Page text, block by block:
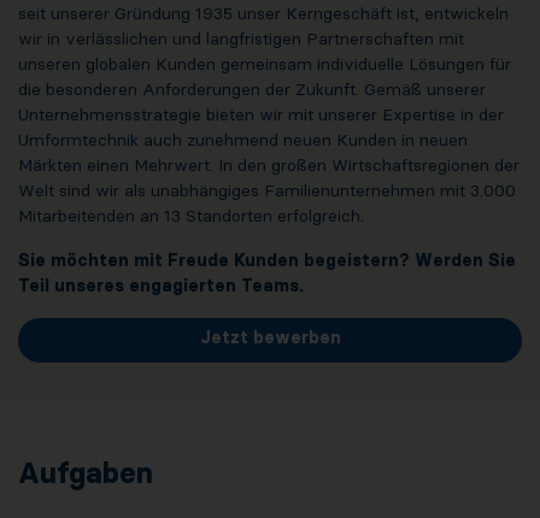
seit unserer Gründung 1935 unser Kerngeschäft ist, entwickeln
wir in verlässlichen und langfristigen Partnerschaften mit
unseren globalen Kunden gemeinsam individuelle Lösungen für
die besonderen Anforderungen der Zukunft. Gemäß unserer
Unternehmensstrategie bieten wir mit unserer Expertise in der
Umformtechnik auch zunehmend neuen Kunden in neuen
Märkten einen Mehrwert. In den großen Wirtschaftsregionen der
Welt sind wir als unabhängiges Familienunternehmen mit 3.000
Mitarbeitenden an 13 Standorten erfolgreich.
Sie möchten mit Freude Kunden begeistern? Werden Sie
Teil unseres engagierten Teams.
Jetzt bewerben
Aufgaben